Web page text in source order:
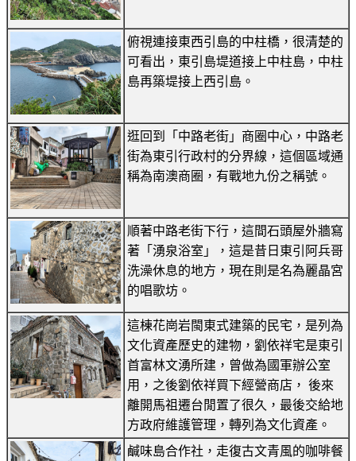
俯視連接東西引島的中柱橋，很清楚的
可看出，東引島堤道接上中柱島，中柱
島再築堤接上西引島。
逛回到「中路老街」商圈中心，中路老
街為東引行政村的分界線，這個區域通
稱為南澳商圈，有戰地九份之稱號。
順著中路老街下行，這間石頭屋外牆寫
著「湧泉浴室」，這是昔日東引阿兵哥
洗澡休息的地方，現在則是名為麗晶宮
的唱歌坊。
這棟花崗岩閩東式建築的民宅，是列為
文化資產歷史的建物，劉依祥宅是東引
首富林文湧所建，曾做為國軍辦公室
用，之後劉依祥買下經營商店， 後來
離開馬祖遷台閒置了很久，最後交給地
方政府維護管理，轉列為文化資產。
鹹味島合作社，走復古文青風的咖啡餐